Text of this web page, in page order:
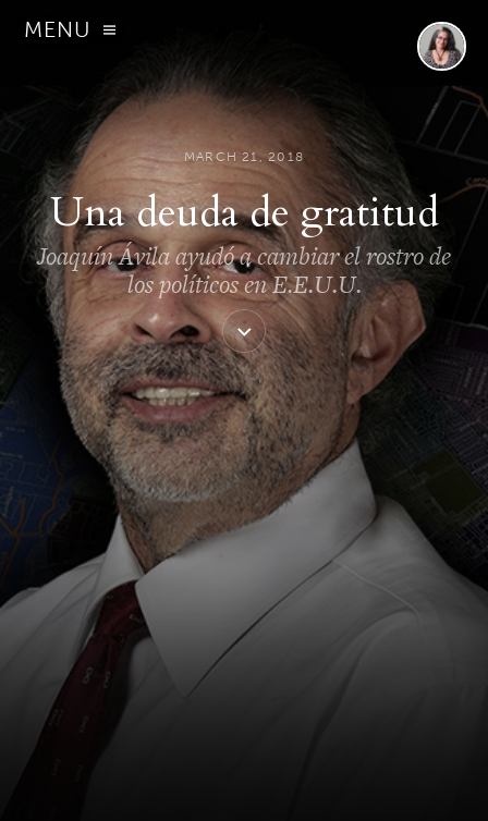
MENU
MARCH 21, 2018
Una deuda de gratitud
Joaquín Ávila ayudó a cambiar el rostro de
los políticos en E.E.U.U.